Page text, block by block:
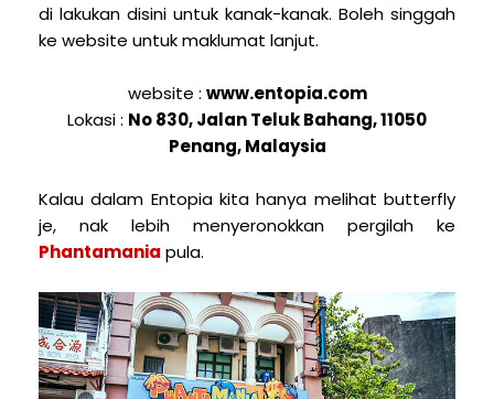
di lakukan disini untuk kanak-kanak. Boleh singgah
ke website untuk maklumat lanjut.
website : www.entopia.com
Lokasi : No 830, Jalan Teluk Bahang, 11050
Penang, Malaysia
Kalau dalam Entopia kita hanya melihat butterfly
je, nak lebih menyeronokkan pergilah ke
Phantamania pula.